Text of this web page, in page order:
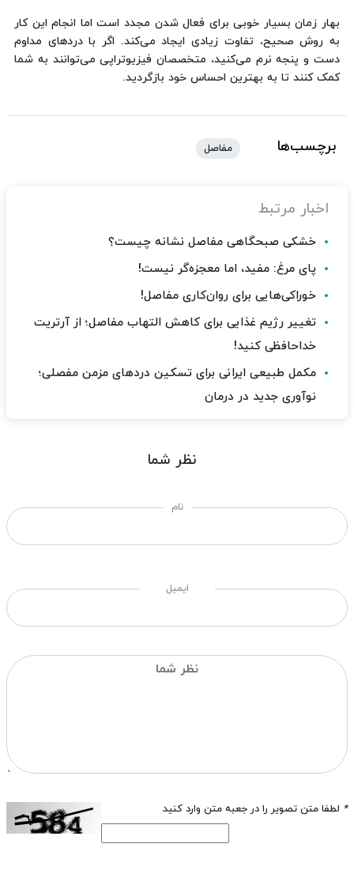
بهار زمان بسیار خوبی برای فعال شدن مجدد است اما انجام این کار
به روش صحیح، تفاوت زیادی ایجاد می‌کند. اگر با دردهای مداوم
دست و پنجه نرم می‌کنید، متخصصان فیزیوتراپی می‌توانند به شما
کمک کنند تا به بهترین احساس خود بازگردید.
برچسب‌ها مفاصل
اخبار مرتبط
خشکی صبحگاهی مفاصل نشانه چیست؟
پای مرغ: مفید، اما معجزه‌گر نیست!
خوراکی‌هایی برای روان‌کاری مفاصل!
تغییر رژیم غذایی برای کاهش التهاب مفاصل؛ از آرتریت
خداحافظی کنید!
مکمل طبیعی ایرانی برای تسکین دردهای مزمن مفصلی؛
نوآوری جدید در درمان
نظر شما
نام
ایمیل
* لطفا متن تصویر را در جعبه متن وارد کنید